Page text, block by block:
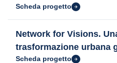
Scheda progetto
Network for Visions.
trasformazione urbana
Scheda progetto